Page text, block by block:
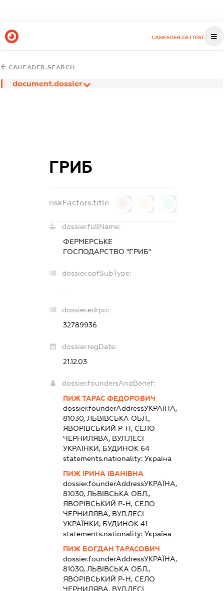
CAHEADER.GETTEST
CAHEADER.SEARCH
document.dossier
ГРИБ
riskFactors.title
dossier.fullName:
ФЕРМЕРСЬКЕ
ГОСПОДАРСТВО "ГРИБ"
dossier.opfSubType:
-
dossier.edrpo:
32789936
dossier.regDate:
21.12.03
dossier.foundersAndBenef:
ПИЖ ТАРАС ФЕДОРОВИЧ
dossier.founderAddressУКРАЇНА,
81030, ЛЬВІВСЬКА ОБЛ.,
ЯВОРІВСЬКИЙ Р-Н, СЕЛО
ЧЕРНИЛЯВА, ВУЛ.ЛЕСІ
УКРАЇНКИ, БУДИНОК 64
statements.nationality: Україна
ПИЖ ІРИНА ІВАНІВНА
dossier.founderAddressУКРАЇНА,
81030, ЛЬВІВСЬКА ОБЛ.,
ЯВОРІВСЬКИЙ Р-Н, СЕЛО
ЧЕРНИЛЯВА, ВУЛ.ЛЕСІ
УКРАЇНКИ, БУДИНОК 41
statements.nationality: Україна
ПИЖ БОГДАН ТАРАСОВИЧ
dossier.founderAddressУКРАЇНА,
81030, ЛЬВІВСЬКА ОБЛ.,
ЯВОРІВСЬКИЙ Р-Н, СЕЛО
ЧЕРНИЛЯВА, ВУЛ.ЛЕСІ